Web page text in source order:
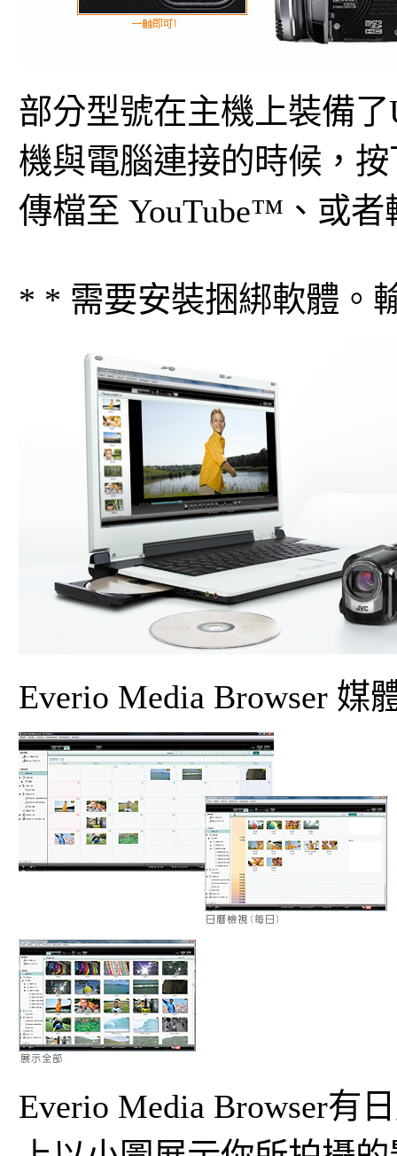
部分型號在主機上裝備
機與電腦連接的時候，
傳檔至 YouTube™、或
* * 需要安裝捆綁軟體。
Everio Media Browser
Everio Media Browser有